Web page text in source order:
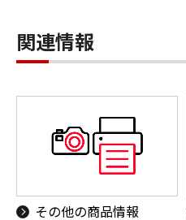
関連情報
その他の商品情報